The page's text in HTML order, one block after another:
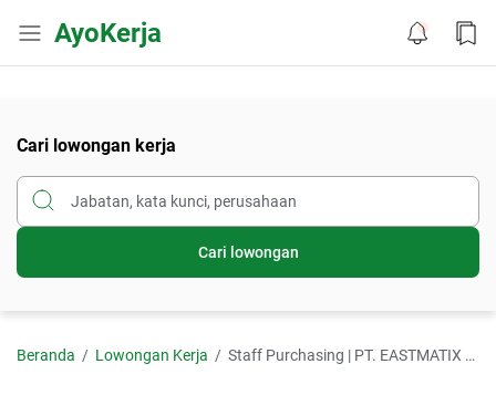
AyoKerja
Cari lowongan kerja
Cari lowongan
Beranda Lowongan Kerja Staff Purchasing | PT. EASTMATIX UNIVERSAL SOLUSINDO